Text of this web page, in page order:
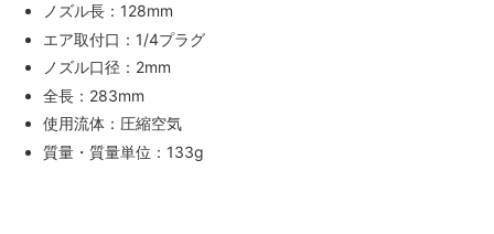
ノズル長：128mm
エア取付口：1/4プラグ
ノズル口径：2mm
全長：283mm
使用流体：圧縮空気
質量・質量単位：133g